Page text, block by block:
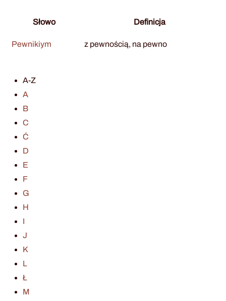
Słowo Definicja
Pewnikiym z pewnością, na pewno
A-Z
A
B
C
Ć
D
E
F
G
H
I
J
K
L
Ł
M